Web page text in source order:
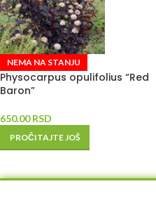
NEMA NA STANJU
Physocarpus opulifolius “Red
Baron”
650.00RSD
PROČITAJTE JOŠ